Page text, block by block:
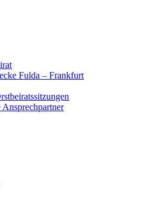
Fulda – Frankfurt